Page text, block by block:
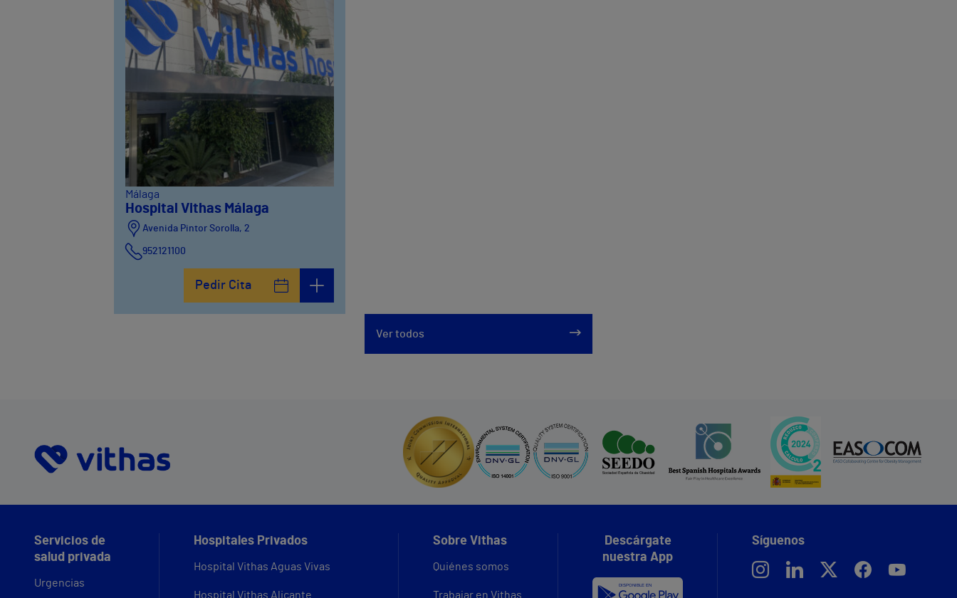
Málaga
Hospital Vithas Málaga
Avenida Pintor Sorolla, 2
952121100
Pedir Cita
Ver todos
Servicios de
salud privada
Urgencias
Hospitales Privados
Hospital Vithas Aguas Vivas
Hospital Vithas Alicante
Sobre Vithas
Quiénes somos
Trabajar en Vithas
Descárgate
nuestra App
Síguenos